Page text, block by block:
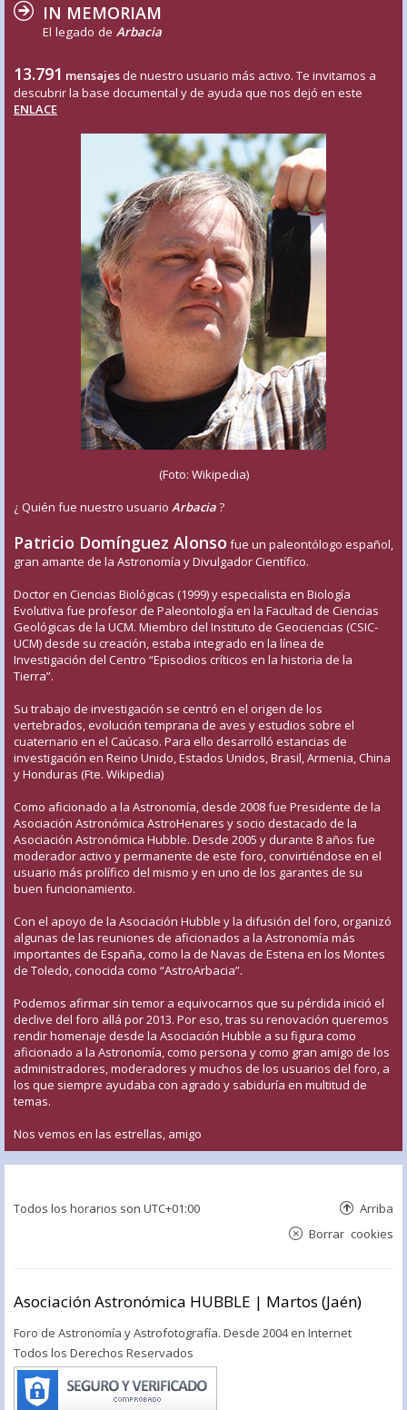
IN MEMORIAM
El legado de Arbacia
13.791 mensajes de nuestro usuario más activo. Te invitamos a
descubrir la base documental y de ayuda que nos dejó en este
ENLACE
(Foto: Wikipedia)
¿ Quién fue nuestro usuario Arbacia?
Patricio Domínguez Alonso fue un paleontólogo español,
gran amante de la Astronomía y Divulgador Científico.
Doctor en Ciencias Biológicas (1999) y especialista en Biología
Evolutiva fue profesor de Paleontología en la Facultad de Ciencias
Geológicas de la UCM. Miembro del Instituto de Geociencias (CSIC-
UCM) desde su creación, estaba integrado en la línea de
Investigación del Centro “Episodios críticos en la historia de la
Tierra”.
Su trabajo de investigación se centró en el origen de los
vertebrados, evolución temprana de aves y estudios sobre el
cuaternario en el Caúcaso. Para ello desarrolló estancias de
investigación en Reino Unido, Estados Unidos, Brasil, Armenia, China
y Honduras (Fte. Wikipedia)
Como aficionado a la Astronomía, desde 2008 fue Presidente de la
Asociación Astronómica AstroHenares y socio destacado de la
Asociación Astronómica Hubble. Desde 2005 y durante 8 años fue
moderador activo y permanente de este foro, convirtiéndose en el
usuario más prolífico del mismo y en uno de los garantes de su
buen funcionamiento.
Con el apoyo de la Asociación Hubble y la difusión del foro, organizó
algunas de las reuniones de aficionados a la Astronomía más
importantes de España, como la de Navas de Estena en los Montes
de Toledo, conocida como “AstroArbacia”.
Podemos afirmar sin temor a equivocarnos que su pérdida inició el
declive del foro allá por 2013. Por eso, tras su renovación queremos
rendir homenaje desde la Asociación Hubble a su figura como
aficionado a la Astronomía, como persona y como gran amigo de los
administradores, moderadores y muchos de los usuarios del foro, a
los que siempre ayudaba con agrado y sabiduría en multitud de
temas.
Nos vemos en las estrellas, amigo
Todos los horarios son UTC+01:00 Arriba
Borrar cookies
Asociación Astronómica HUBBLE | Martos (Jaén)
Foro de Astronomía y Astrofotografía. Desde 2004 en Internet
Todos los Derechos Reservados